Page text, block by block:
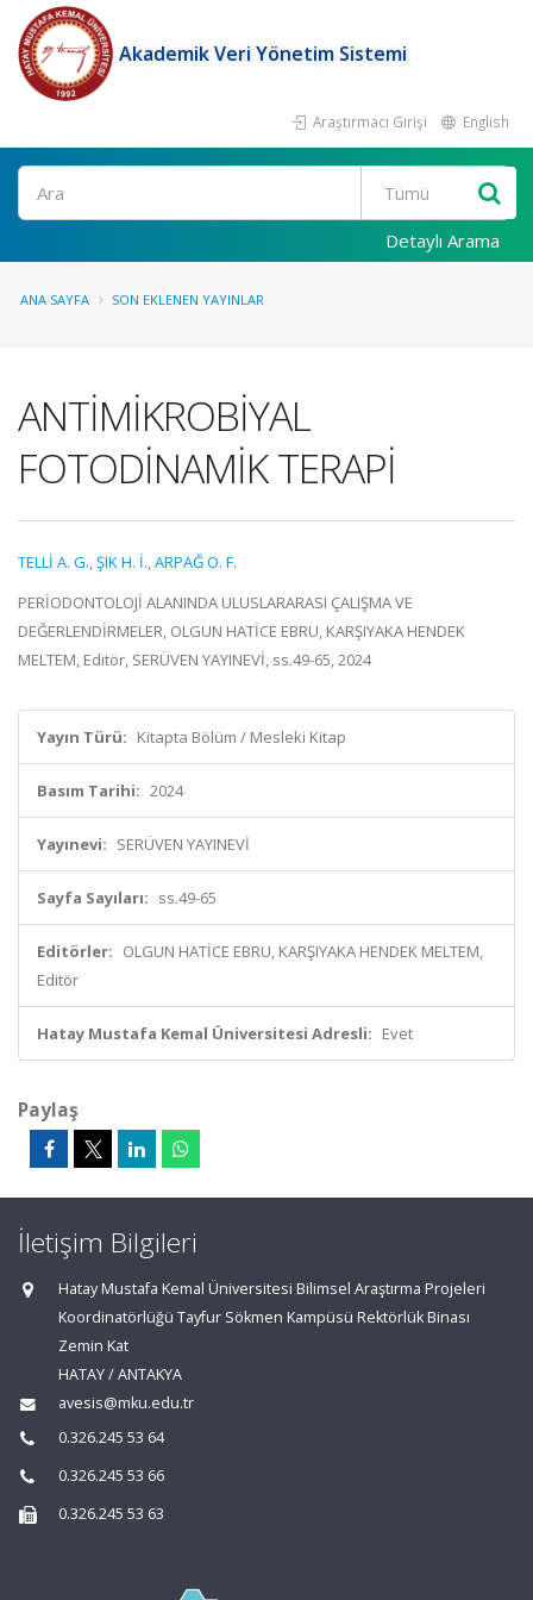
Akademik Veri Yönetim Sistemi
Araştırmacı Girişi English
Ara
Detaylı Arama
ANA SAYFA SON EKLENEN YAYINLAR
ANTİMİKROBİYAL
FOTODİNAMİK TERAPİ
TELLİ A. G.,ŞIK H. İ.,ARPAĞ O. F.
PERİODONTOLOJİ ALANINDA ULUSLARARASI ÇALIŞMA VE
DEĞERLENDİRMELER, OLGUN HATİCE EBRU, KARŞIYAKA HENDEK
MELTEM, Editör, SERÜVEN YAYINEVİ, ss.49-65, 2024
Yayın Türü: Kitapta Bölüm / Mesleki Kitap
Basım Tarihi: 2024
Yayınevi: SERÜVEN YAYINEVİ
Sayfa Sayıları: ss.49-65
Editörler: OLGUN HATİCE EBRU, KARŞIYAKA HENDEK MELTEM,
Editör
Hatay Mustafa Kemal Üniversitesi Adresli: Evet
Paylaş
İletişim Bilgileri
Hatay Mustafa Kemal Üniversitesi Bilimsel Araştırma Projeleri
Koordinatörlüğü Tayfur Sökmen Kampüsü Rektörlük Binası
Zemin Kat
HATAY / ANTAKYA
avesis@mku.edu.tr
0.326.245 53 64
0.326.245 53 66
0.326.245 53 63